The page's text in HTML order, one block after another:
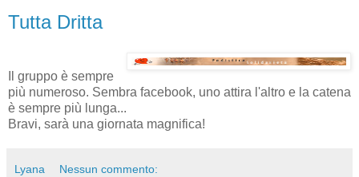
Tutta Dritta
Il gruppo è sempre
più numeroso. Sembra facebook, uno attira l'altro e la catena
è sempre più lunga...
Bravi, sarà una giornata magnifica!
Lyana Nessun commento: